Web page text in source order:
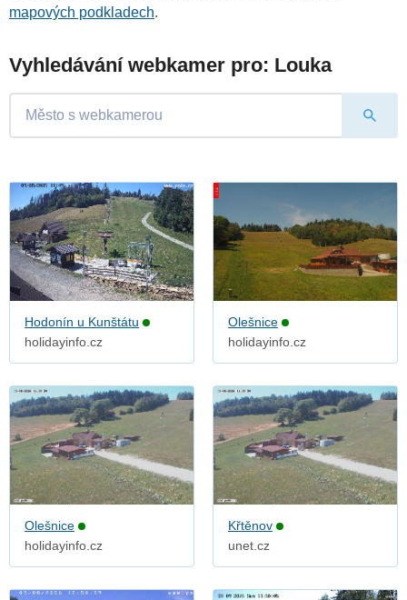
mapových podkladech.
Vyhledávání webkamer pro: Louka
Hodonín u Kunštátu
holidayinfo.cz
Olešnice
holidayinfo.cz
Olešnice
holidayinfo.cz
Křtěnov
unet.cz